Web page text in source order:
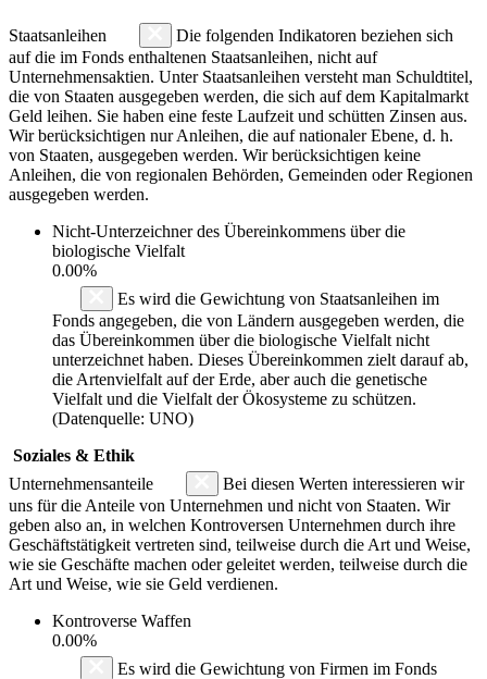
Staatsanleihen
Die folgenden Indikatoren beziehen sich
auf die im Fonds enthaltenen Staatsanleihen, nicht auf
Unternehmensaktien. Unter Staatsanleihen versteht man Schuldtitel,
die von Staaten ausgegeben werden, die sich auf dem Kapitalmarkt
Geld leihen. Sie haben eine feste Laufzeit und schütten Zinsen aus.
Wir berücksichtigen nur Anleihen, die auf nationaler Ebene, d. h.
von Staaten, ausgegeben werden. Wir berücksichtigen keine
Anleihen, die von regionalen Behörden, Gemeinden oder Regionen
ausgegeben werden.
Nicht-Unterzeichner des Übereinkommens über die
biologische Vielfalt
0.00%
Es wird die Gewichtung von Staatsanleihen im
Fonds angegeben, die von Ländern ausgegeben werden, die
das Übereinkommen über die biologische Vielfalt nicht
unterzeichnet haben. Dieses Übereinkommen zielt darauf ab,
die Artenvielfalt auf der Erde, aber auch die genetische
Vielfalt und die Vielfalt der Ökosysteme zu schützen.
(Datenquelle: UNO)
Soziales & Ethik
Unternehmensanteile
Bei diesen Werten interessieren wir
uns für die Anteile von Unternehmen und nicht von Staaten. Wir
geben also an, in welchen Kontroversen Unternehmen durch ihre
Geschäftstätigkeit vertreten sind, teilweise durch die Art und Weise,
wie sie Geschäfte machen oder geleitet werden, teilweise durch die
Art und Weise, wie sie Geld verdienen.
Kontroverse Waffen
0.00%
Es wird die Gewichtung von Firmen im Fonds